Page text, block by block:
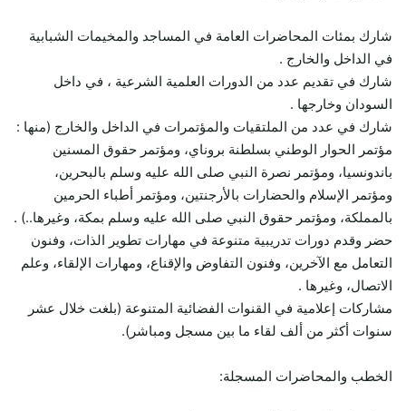
شارك بمئات المحاضرات العامة في المساجد والمخيمات الشبابية
في الداخل والخارج .
شارك في تقديم عدد من الدورات العلمية الشرعية ، في داخل
السودان وخارجها .
شارك في عدد من الملتقيات والمؤتمرات في الداخل والخارج (منها :
مؤتمر الحوار الوطني بسلطنة بروناي، ومؤتمر حقوق المسنين
باندونسيا، ومؤتمر نصرة النبي صلى الله عليه وسلم بالبحرين،
ومؤتمر الإسلام والحضارات بالأرجنتين، ومؤتمر أطباء الحرمين
بالمملكة، ومؤتمر حقوق النبي صلى الله عليه وسلم بمكة، وغيرها..) .
حضر وقدم دورات تدريبية متنوعة في مهارات تطوير الذات، وفنون
التعامل مع الآخرين، وفنون التفاوض والإقناع، ومهارات الإلقاء، وعلم
الاتصال، وغيرها .
مشاركات إعلامية في القنوات الفضائية المتنوعة (بلغت خلال عشر
سنوات أكثر من ألف لقاء ما بين مسجل ومباشر).
الخطب والمحاضرات المسجلة: